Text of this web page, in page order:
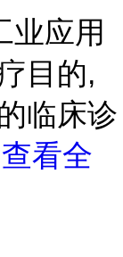
业应用
目的,
临床诊
查看全